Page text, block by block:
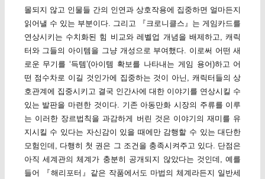
몰되지 않고 인물들 간의 인연과 상호작용에 집중하면 얼마든지
읽어낼 수 있는 부분이다. 그리고 『크로니클스』는 게임카드를
연상시키는 수치화된 힘 비교와 레벨업 개념을 배제하고, 캐릭
터와 그들의 아이템을 그냥 개성으로 부여했다. 이로써 어떤 새
로운 무기를 ‘득템’(아이템 확보를 나타내는 게임 용어)하고 어
떤 점수차로 이길 것인가에 집중하는 것이 아닌, 캐릭터들의 상
호관계에 집중시키고 결국 인간사에 대한 이야기를 연상시킬 수
있는 발판을 마련한 것이다. 기존 아동만화 시장의 주류를 이루
는 이러한 장르법칙을 과감하게 버린 것은 이야기의 재미를 유
지시킬 수 있다는 자신감이 있을 때에만 감행할 수 있는 대단한
모험인데, 다행히 첫 권은 그 조건을 충족시켜주고 있다. 단점은
아직 세계관의 체계가 충분히 공개되지 않았다는 것인데, 예를
들어 『해리포터』같은 작품에서도 마법의 체계라든지 일반세